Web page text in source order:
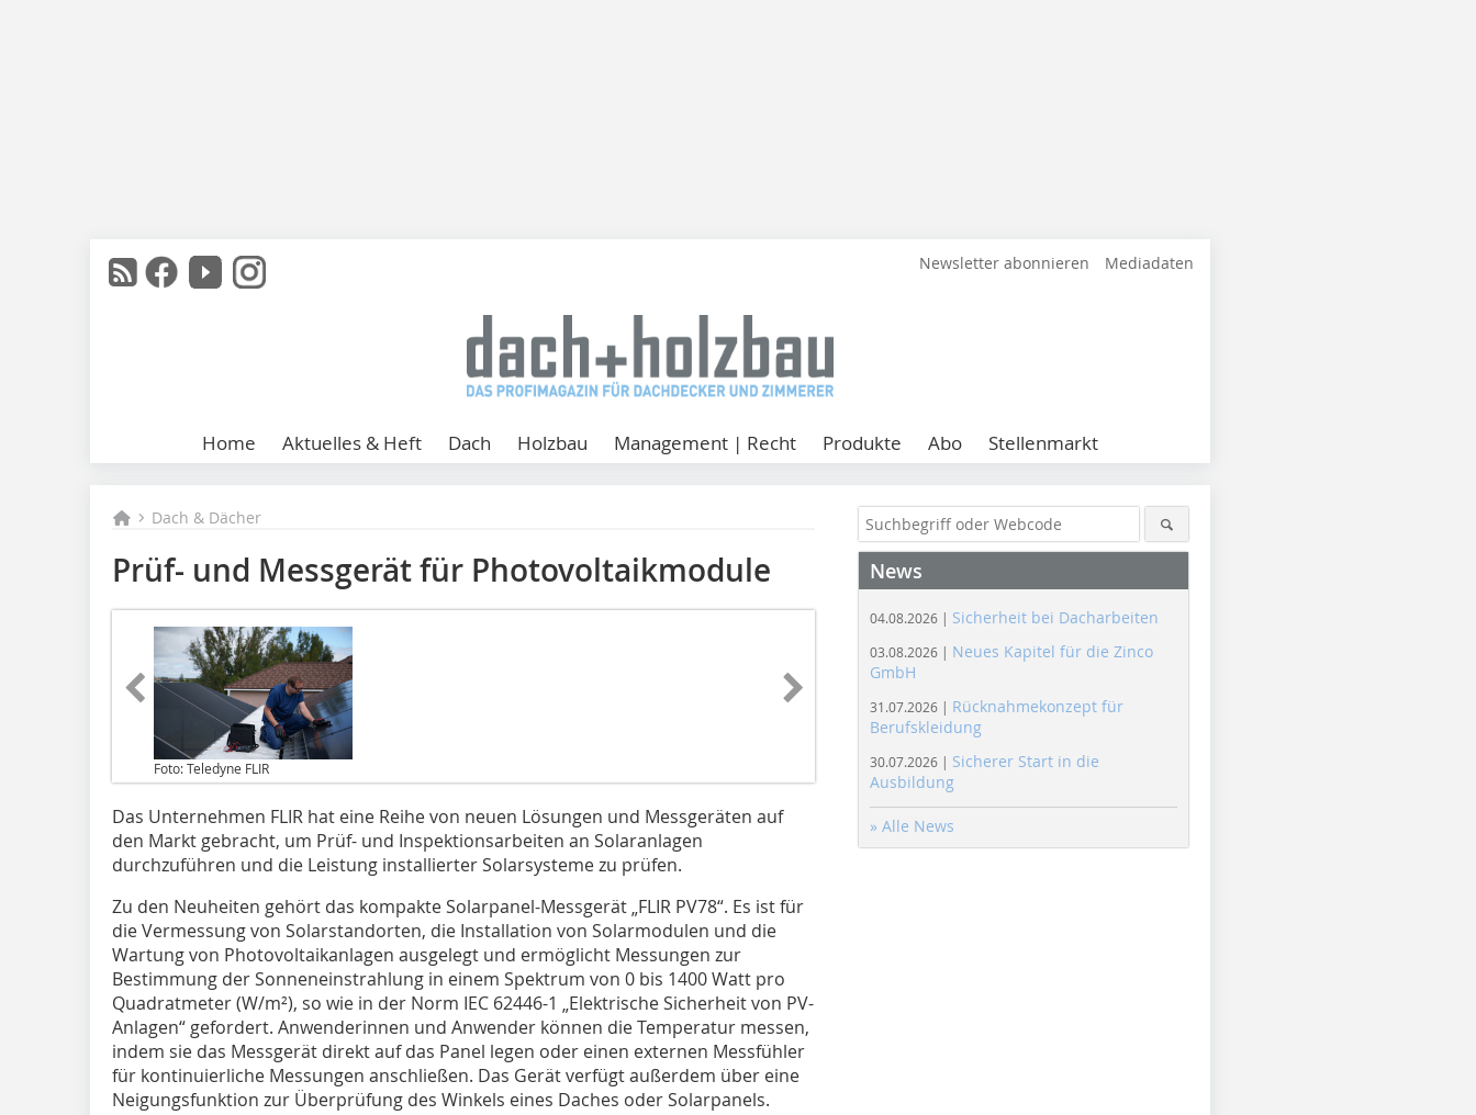
Newsletter abonnieren Mediadaten
Home Aktuelles & Heft Dach Holzbau Management | Recht Produkte Abo Stellenmarkt
Dach & Dächer
Prüf- und Messgerät für Photovoltaikmodule
Foto: Teledyne FLIR
Das Unternehmen FLIR hat eine Reihe von neuen Lösungen und Messgeräten auf
den Markt gebracht, um Prüf- und Inspektionsarbeiten an Solaranlagen
durchzuführen und die Leistung installierter Solarsysteme zu prüfen.
Zu den Neuheiten gehört das kompakte Solarpanel-Mess­gerät „FLIR PV78“. Es ist für
die Vermessung von Solarstandorten, die Installation von Solarmodulen und die
Wartung von Photovoltaikanlagen ausgelegt und ermöglicht Messungen zur
Bestimmung der Sonneneinstrahlung in einem Spektrum von 0 bis 1400 Watt pro
Quadratmeter (W/m²), so wie in der Norm IEC 62446-1 „Elektrische Sicherheit von PV-
Anlagen“ gefordert. Anwenderinnen und Anwender können die Temperatur messen,
indem sie das Messgerät direkt auf das Panel legen oder einen externen Messfühler
für kontinuierliche Messungen anschließen. Das Gerät verfügt außerdem über eine
Neigungsfunktion zur Überprüfung des Winkels eines Daches oder Solarpanels.
News
04.08.2026 | Sicherheit bei Dacharbeiten
03.08.2026 | Neues Kapitel für die Zinco
GmbH
31.07.2026 | Rücknahmekonzept für
Berufskleidung
30.07.2026 | Sicherer Start in die
Ausbildung
» Alle News